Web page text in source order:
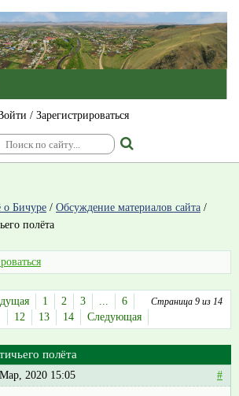
/ Зарегистрироваться
о Бичуре / Обсуждение материалов сайта /
полёта
Страница 9 из 14
1 2 3 ...
6
12 13 14 Следующая
полёта
2020 15:05 #